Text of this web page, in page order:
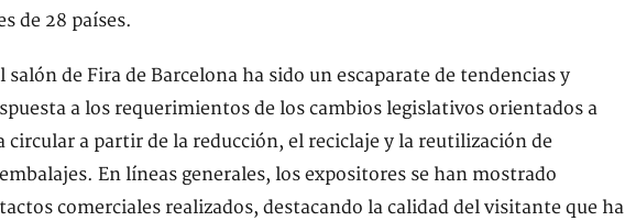
de 28 países.
de Fira de Barcelona ha sido un escaparate de tendencias y
a los requerimientos de los cambios legislativos orientados a
a partir de la reducción, el reciclaje y la reutilización de
En líneas generales, los expositores se han mostrado
comerciales realizados, destacando la calidad del visitante que ha